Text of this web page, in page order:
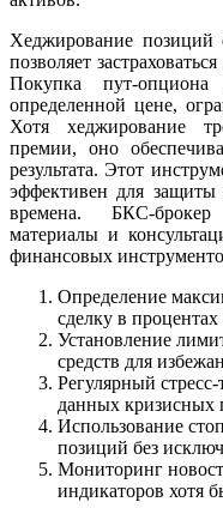
Хеджирование
позволяет
Покупка пут-
определенной цене,
Хотя хеджирование
премии, оно
результата. Этот
эффективен для защиты
времена. БКС-брокер
материалы и
финансовых
Определение
сделку в
Установление
средств для
Регулярный
данных кризисных
Использование
позиций без
Мониторинг
индикаторов хотя